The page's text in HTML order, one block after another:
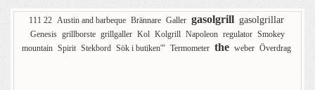
111 22 Austin and barbeque Brännare Galler gasolgrill gasolgrillar
Genesis grillborste grillgaller Kol Kolgrill Napoleon regulator Smokey
mountain Spirit Stekbord Sök i butiken'" Termometer the weber Överdrag